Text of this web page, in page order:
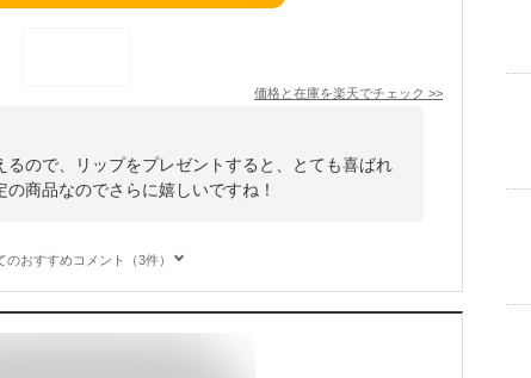
価格と在庫を楽天でチェック >>
ので、リップをプレゼントすると、とても喜ばれ
商品なのでさらに嬉しいですね！
のおすすめコメント（3件）